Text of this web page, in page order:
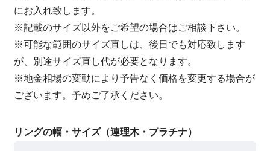
にお入れ致します。
※記載のサイズ以外をご希望の場合はご相談下さい。
※可能な範囲のサイズ直しは、後日でも対応致します
が、別途サイズ直し代が必要となります。
※地金相場の変動により予告なく価格を変更する場合が
ございます。予めご了承ください。
リングの幅・サイズ（連理木・プラチナ）